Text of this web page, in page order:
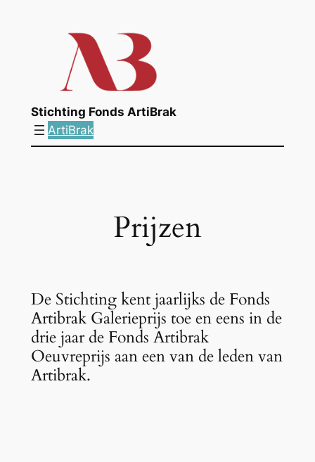
Stichting Fonds ArtiBrak
ArtiBrak
Prijzen
De Stichting kent jaarlijks de Fonds
Artibrak Galerieprijs toe en eens in de
drie jaar de Fonds Artibrak
Oeuvreprijs aan een van de leden van
Artibrak.